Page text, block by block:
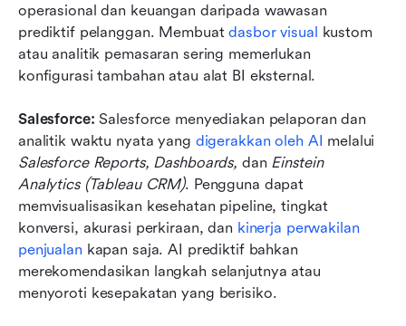
operasional dan keuangan daripada wawasan
prediktif pelanggan. Membuat dasbor visual kustom
atau analitik pemasaran sering memerlukan
konfigurasi tambahan atau alat BI eksternal.
Salesforce: Salesforce menyediakan pelaporan dan
analitik waktu nyata yang digerakkan oleh AI
Salesforce Reports, Dashboards, dan Einstein
Analytics (Tableau CRM). Pengguna dapat
memvisualisasikan kesehatan pipeline, tingkat
konversi, akurasi perkiraan, dan kinerja perwakilan
penjualan kapan saja. AI prediktif bahkan
merekomendasikan langkah selanjutnya atau
menyoroti kesepakatan yang berisiko.